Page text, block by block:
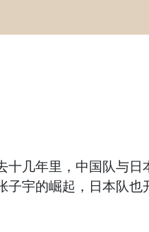
几年里，中国队与日
宇的崛起，日本队